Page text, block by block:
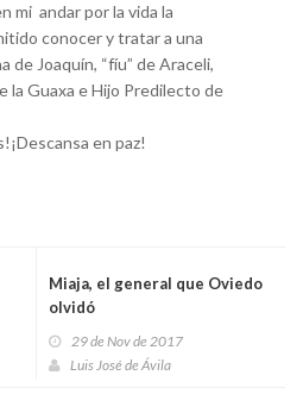
mi andar por la vida la
conocer y tratar a una
de Joaquín, “fíu” de Araceli,
la Guaxa e Hijo Predilecto de
en paz!
Miaja, el general que Oviedo
olvidó
29 de Nov de 2017
Luis José de Ávila